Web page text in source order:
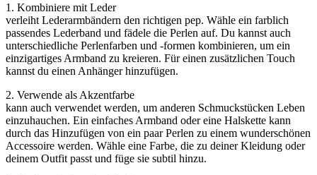
1. Kombiniere mit Leder
verleiht Lederarmbändern den richtigen pep. Wähle ein farblich
passendes Lederband und fädele die Perlen auf. Du kannst auch
unterschiedliche Perlenfarben und -formen kombinieren, um ein
einzigartiges Armband zu kreieren. Für einen zusätzlichen Touch
kannst du einen Anhänger hinzufügen.
2. Verwende als Akzentfarbe
kann auch verwendet werden, um anderen Schmuckstücken Leben
einzuhauchen. Ein einfaches Armband oder eine Halskette kann
durch das Hinzufügen von ein paar Perlen zu einem wunderschönen
Accessoire werden. Wähle eine Farbe, die zu deiner Kleidung oder
deinem Outfit passt und füge sie subtil hinzu.